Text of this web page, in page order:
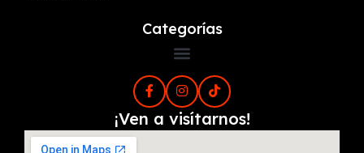
Categorías
¡Ven a visítarnos!